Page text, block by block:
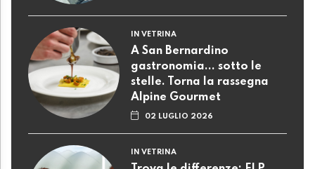
IN VETRINA
A San Bernardino
gastronomia... sotto le
stelle. Torna la rassegna
Alpine Gourmet
02 LUGLIO 2026
IN VETRINA